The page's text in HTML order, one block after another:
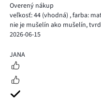
Overený nákup
veľkosť: 44 (vhodná) ,farba:
nie je mušelín ako mušelín,
2026-06-15
4
JANA